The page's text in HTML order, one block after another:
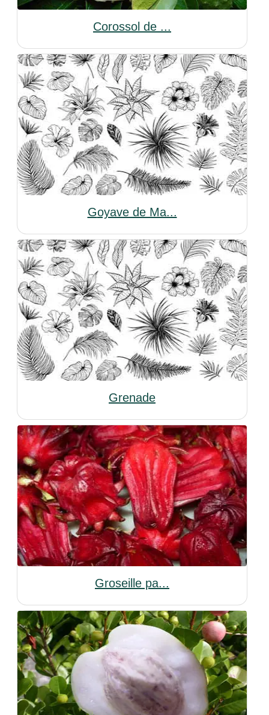
Corossol de ...
Goyave de Ma...
Grenade
Groseille pa...